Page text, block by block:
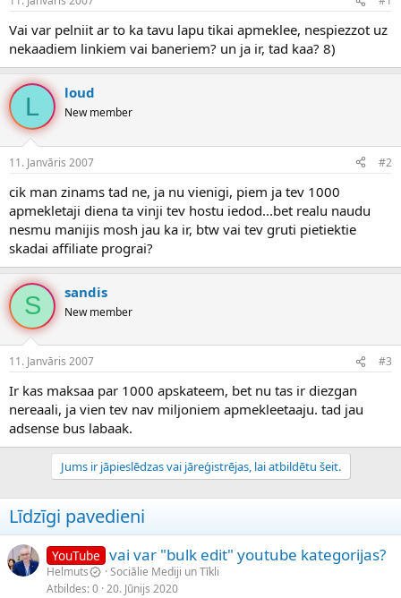
n
a
u
z
s
ā
ē
j
s
a
u
m
s
Vai var pelniit ar to ka tavu lapu tikai apmeklee, nespiezzot uz
nekaadiem linkiem vai baneriem? un ja ir, tad kaa? 8)
L loud
New member
11. Janvāris 2007 #2
cik man zinams tad ne, ja nu vienigi, piem ja tev 1000
apmekletaji diena ta vinji tev hostu iedod...bet realu naudu
nesmu manijis mosh jau ka ir, btw vai tev gruti pietiektie
skadai affiliate prograi?
S sandis
New member
11. Janvāris 2007 #3
Ir kas maksaa par 1000 apskateem, bet nu tas ir diezgan
nereaali, ja vien tev nav miljoniem apmekleetaaju. tad jau
adsense bus labaak.
Jums ir jāpieslēdzas vai jāreģistrējas, lai atbildētu šeit.
Līdzīgi pavedieni
YouTube vai var "bulk edit" youtube kategorijas?
Helmuts
Sociālie Mediji un Tīkli
Atbildes 0 20. Jūnijs 2020